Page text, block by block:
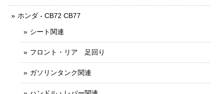
ホンダ - CB72 CB77
シート関連
フロント・リア 足回り
ガソリンタンク関連